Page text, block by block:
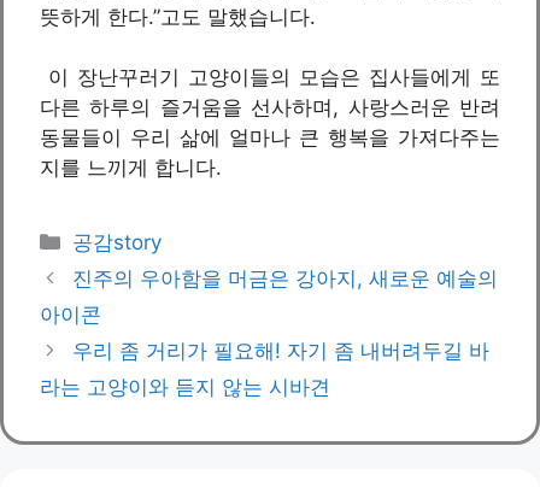
뜻하게 한다.”고도 말했습니다.
이 장난꾸러기 고양이들의 모습은 집사들에게 또
다른 하루의 즐거움을 선사하며, 사랑스러운 반려
동물들이 우리 삶에 얼마나 큰 행복을 가져다주는
지를 느끼게 합니다.
카
테
리
공감story
진주의 우아함을 머금은 강아지, 새로운 예술의
아이콘
우리 좀 거리가 필요해! 자기 좀 내버려두길 바
라는 고양이와 듣지 않는 시바견